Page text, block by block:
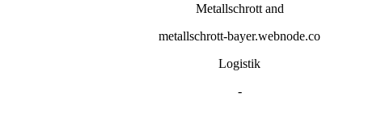
Metallschrott and
metallschrott-bayer.webnode.co
Logistik
-